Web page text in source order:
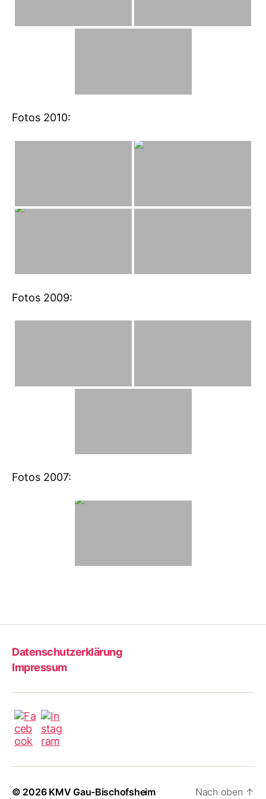
Fotos 2010:
Fotos 2009:
Fotos 2007:
Datenschutzerklärung
Impressum
© 2026 KMV Gau-Bischofsheim Nach oben ↑